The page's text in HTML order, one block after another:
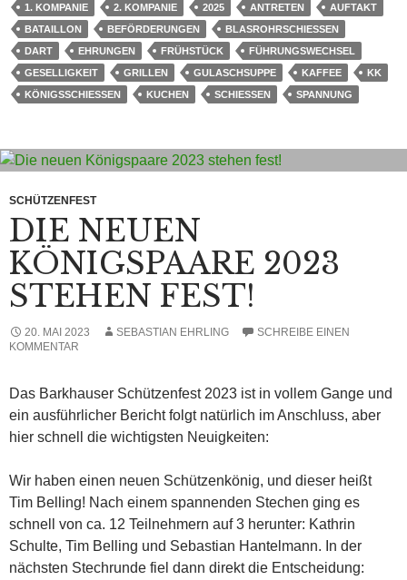
1. KOMPANIE 2. KOMPANIE 2025 ANTRETEN
AUFTAKT
BATAILLON
BEFÖRDERUNGEN
BLASROHRSCHIESSEN
DART
EHRUNGEN FRÜHSTÜCK
FÜHRUNGSWECHSEL
GESELLIGKEIT
GRILLEN GULASCHSUPPE KAFFEE
KK
KÖNIGSSCHIESSEN
KUCHEN SCHIESSEN SPANNUNG
SCHÜTZENFEST
DIE NEUEN
KÖNIGSPAARE 2023
STEHEN FEST!
20. MAI 2023 SEBASTIAN EHRLING
SCHREIBE EINEN
KOMMENTAR
Das Barkhauser Schützenfest 2023 ist in vollem Gange und
ein ausführlicher Bericht folgt natürlich im Anschluss, aber
hier schnell die wichtigsten Neuigkeiten:
Wir haben einen neuen Schützenkönig, und dieser heißt
Tim Belling! Nach einem spannenden Stechen ging es
schnell von ca. 12 Teilnehmern auf 3 herunter: Kathrin
Schulte, Tim Belling und Sebastian Hantelmann. In der
nächsten Stechrunde fiel dann direkt die Entscheidung: